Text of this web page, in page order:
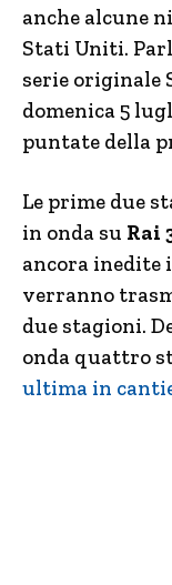
anche alcune
Stati Uniti.
serie originale
domenica 5
puntate della
Le prime due
in onda su Rai
ancora inedite
verranno
due stagioni.
onda quattro
ultima in